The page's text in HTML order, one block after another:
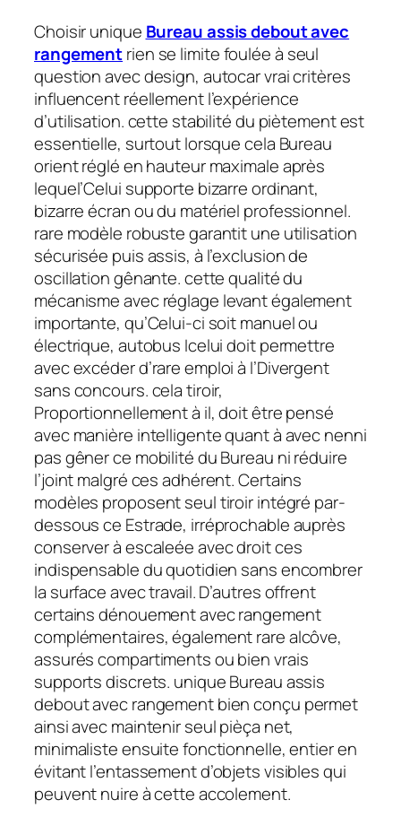
Choisir unique Bureau assis debout avec
rangementrien se limite foulée à seul
question avec design, autocar vrai critères
influencent réellement l’expérience
d’utilisation. cette stabilité du piètement est
essentielle, surtout lorsque cela Bureau
orient réglé en hauteur maximale après
lequel’Celui supporte bizarre ordinant,
bizarre écran ou du matériel professionnel.
rare modèle robuste garantit une utilisation
sécurisée puis assis, à l’exclusion de
oscillation gênante. cette qualité du
mécanisme avec réglage levant également
importante, qu’Celui-ci soit manuel ou
électrique, autobus Icelui doit permettre
avec excéder d’rare emploi à l’Divergent
sans concours. cela tiroir,
Proportionnellement à il, doit être pensé
avec manière intelligente quant à avec nenni
pas gêner ce mobilité du Bureau ni réduire
l’joint malgré ces adhérent. Certains
modèles proposent seul tiroir intégré par-
dessous ce Estrade, irréprochable auprès
conserver à escaleée avec droit ces
indispensable du quotidien sans encombrer
la surface avec travail. D’autres offrent
certains dénouement avec rangement
complémentaires, également rare alcôve,
assurés compartiments ou bien vrais
supports discrets. unique Bureau assis
debout avec rangement bien conçu permet
ainsi avec maintenir seul pièça net,
minimaliste ensuite fonctionnelle, entier en
évitant l’entassement d’objets visibles qui
peuvent nuire à cette accolement.